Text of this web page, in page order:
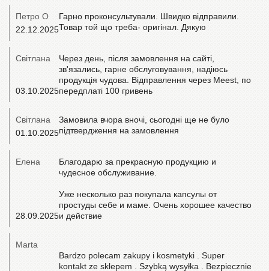
Петро О
22.12.2025
Гарно проконсультували. Швидко відправили.
Товар той що треба- оригінал. Дякую
Світлана
03.10.2025
Через день, після замовлення на сайті,
зв'язались, гарне обслуговування, надіюсь
продукція чудова. Відправлення через Meest, по
передплаті 100 гривень
Світлана
01.10.2025
Замовила вчора вночі, сьогодні ще не було
підтвердження на замовлення
Елена
28.09.2025
Благодарю за прекрасную продукцию и
чудесное обслуживание.
Уже несколько раз покупала капсулы от
простуды себе и маме. Очень хорошее качество
и действие
Marta
Bardzo polecam zakupy i kosmetyki . Super
kontakt ze sklepem . Szybką wysyłka . Bezpiecznie